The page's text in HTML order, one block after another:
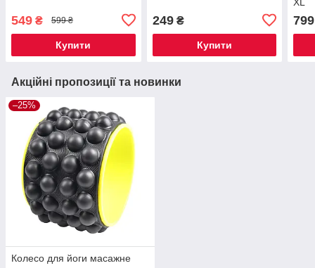
549 ₴ 599 ₴
Купити
249₴
Купити
799
Акційні пропозиції та новинки
–25%
Колесо для йоги масажне